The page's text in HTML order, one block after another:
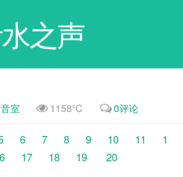
之声
室 1158℃ 0评论
6 7 8 9 10 11
1
17 18 19
20